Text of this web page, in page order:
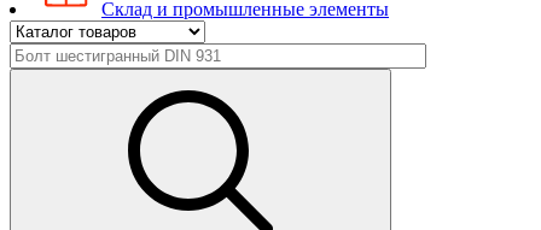
Склад и промышленные элементы